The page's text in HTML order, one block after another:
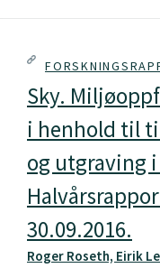
Sky.
i henhold til
og utgraving
30.09.2016.
Roger Roseth, Eirik